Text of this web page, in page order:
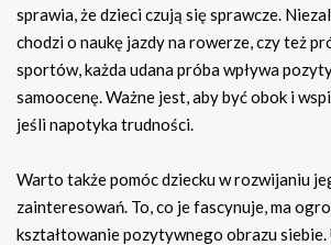
sprawia, że dzieci czują się sprawcze.
chodzi o naukę jazdy na rowerze, czy też
sportów, każda udana próba wpływa
samoocenę. Ważne jest, aby być obok i
jeśli napotyka trudności.
Warto także pomóc dziecku w rozwijaniu
zainteresowań. To, co je fascynuje, ma
kształtowanie pozytywnego obrazu